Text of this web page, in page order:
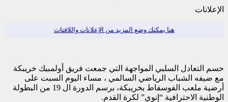
الإعلانات
هنا يمكنك وضع المزيد من الإعلانات واللافتات
حسم التعادل السلبي المواجهة التي جمعت فريق أولمبيك خريبكة
مع ضيفه الشباب الرياضي السالمي ، مساء اليوم السبت على
أرضية ملعب الفوسفاط بخريبكة، برسم الدورة ال 19 من البطولة
الوطنية الاحترافية “إنوي” لكرة القدم.